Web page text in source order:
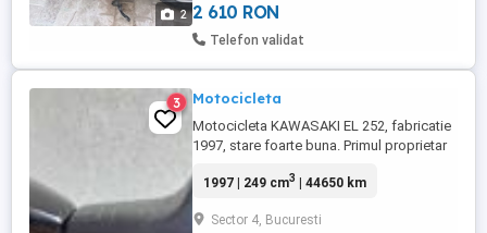
2 2 610 RON
Telefon validat
3 Motocicleta
Motocicleta KAWASAKI EL 252, fabricatie
1997, stare foarte buna. Primul proprietar
ulei) acumulator nou, Ideala pentru traficul
1997 | 249 cm3 | 44650 km
Sector 4, Bucuresti